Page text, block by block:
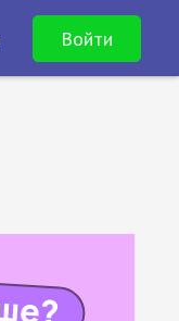
Войти